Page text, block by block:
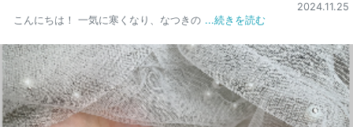
2024.11.25
こんにちは！ 一気に寒くなり、なつきの ...続きを読む